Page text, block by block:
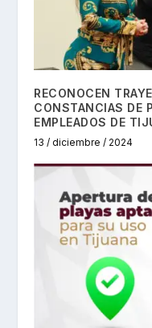
RECONOCEN
CONSTANCIAS DE
EMPLEADOS DE
13 / diciembre / 2024